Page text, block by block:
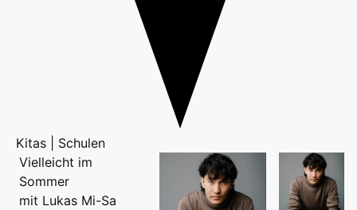
Kitas | Schulen
Vielleicht im
Sommer
mit Lukas Mi-Sa